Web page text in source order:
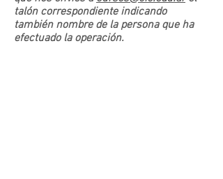
talón correspondiente indicando
también nombre de la persona que ha
efectuado la operación.